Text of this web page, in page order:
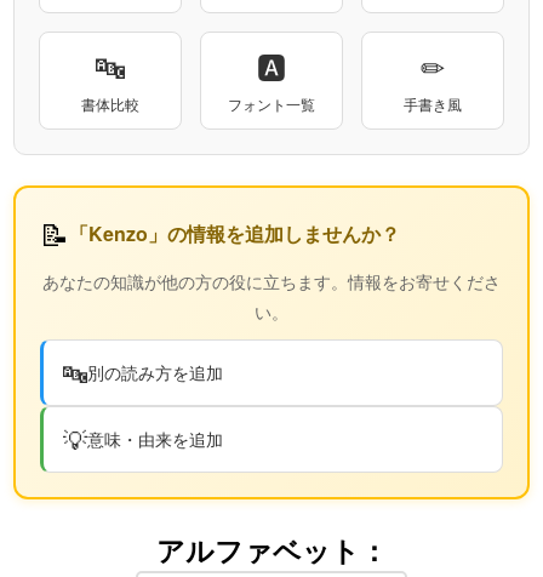
🔤
書体比較
🅰
フォント一覧
✏
手書き風
📝 「Kenzo」の情報を追加しませんか？
あなたの知識が他の方の役に立ちます。情報をお寄せくださ
い。
🔤別の読み方を追加
💡意味・由来を追加
アルファベット：